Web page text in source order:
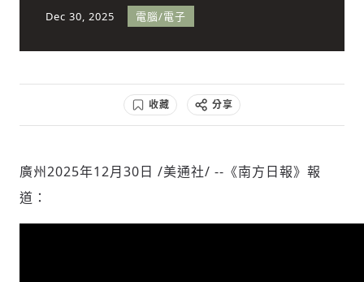
Dec 30, 2025 電腦/電子
收藏 分享
廣州2025年12月30日 /美通社/ --《南方日報》報
道：